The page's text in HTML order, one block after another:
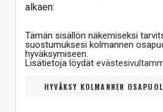
alkaen:
Tämän sisällön näkemiseksi
suostumuksesi kolmannen
hyväksymiseen.
Lisätietoja löydät
HYVÄKSY KOLMANNEN